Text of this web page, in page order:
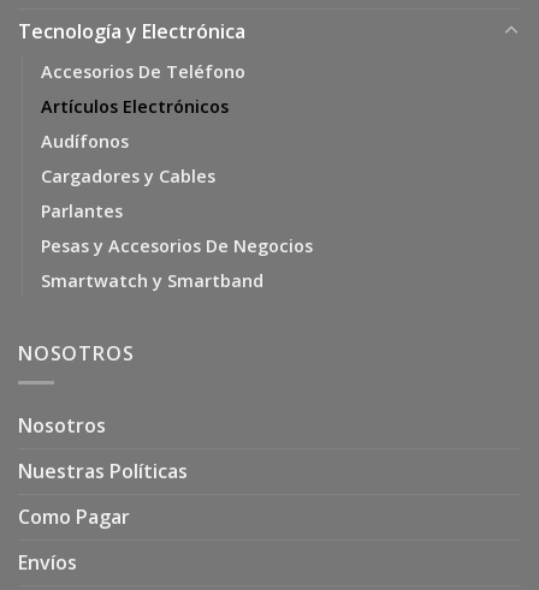
Tecnología y Electrónica
Accesorios De Teléfono
Artículos Electrónicos
Audífonos
Cargadores y Cables
Parlantes
Pesas y Accesorios De Negocios
Smartwatch y Smartband
NOSOTROS
Nosotros
Nuestras Políticas
Como Pagar
Envíos